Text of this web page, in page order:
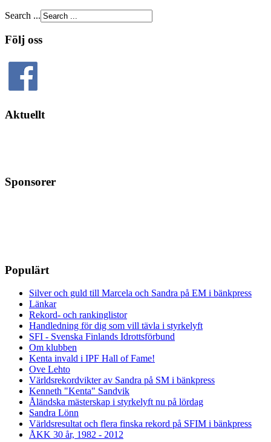
Search ...
Följ oss
Aktuellt
Sponsorer
Populärt
Silver och guld till Marcela och Sandra på EM i bänkpress
Länkar
Rekord- och rankinglistor
Handledning för dig som vill tävla i styrkelyft
SFI - Svenska Finlands Idrottsförbund
Om klubben
Kenta invald i IPF Hall of Fame!
Ove Lehto
Världsrekordvikter av Sandra på SM i bänkpress
Kenneth "Kenta" Sandvik
Åländska mästerskap i styrkelyft nu på lördag
Sandra Lönn
Världsresultat och flera finska rekord på SFIM i bänkpress
ÅKK 30 år, 1982 - 2012